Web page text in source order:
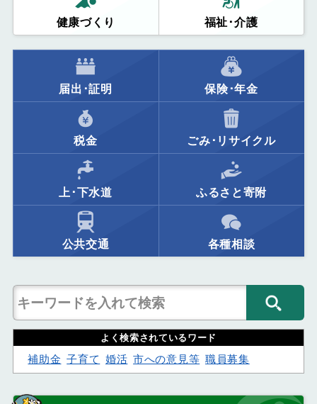
健康づくり 福祉･介護
届出･証明 保険･年金
税金 ごみ･リサイクル
上･下水道 ふるさと寄附
公共交通 各種相談
よく検索されているワード
補助金 子育て 婚活 市への意見等 職員募集